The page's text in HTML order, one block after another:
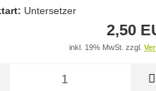
Untersetzer
2,50
inkl. 19% MwSt. zzgl.